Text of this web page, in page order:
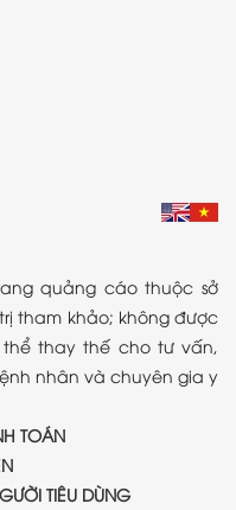
quảng cáo thuộc sở
tham khảo; không được
thay thế cho tư vấn,
nhân và chuyên gia y
TOÁN
TIÊU DÙNG